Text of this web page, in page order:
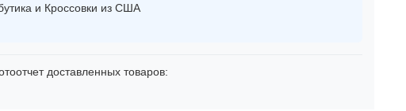
и Кроссовки из США
доставленных товаров: